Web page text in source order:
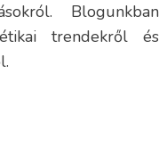
Blogunkban
trendekről és